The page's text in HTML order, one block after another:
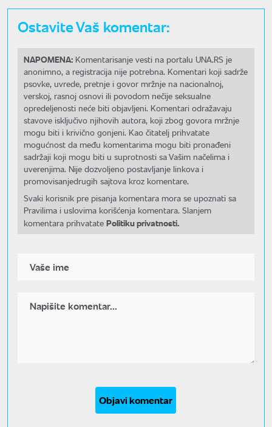
Ostavite Vaš komentar:
NAPOMENA: Komentarisanje vesti na portalu UNA.RS je
anonimno, a registracija nije potrebna. Komentari koji sadrže
psovke, uvrede, pretnje i govor mržnje na nacionalnoj,
verskoj, rasnoj osnovi ili povodom nečije seksualne
opredeljenosti neće biti objavljeni. Komentari odražavaju
stavove isključivo njihovih autora, koji zbog govora mržnje
mogu biti i krivično gonjeni. Kao čitatelj prihvatate
mogućnost da među komentarima mogu biti pronađeni
sadržaji koji mogu biti u suprotnosti sa Vašim načelima i
uverenjima. Nije dozvoljeno postavljanje linkova i
promovisanjedrugih sajtova kroz komentare.
Svaki korisnik pre pisanja komentara mora se upoznati sa
Pravilima i uslovima korišćenja komentara. Slanjem
komentara prihvatate Politiku privatnosti.
Objavi komentar